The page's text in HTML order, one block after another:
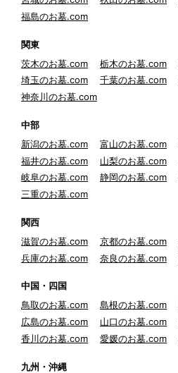
福島のお墓.com
関東
茨木のお墓.com
栃木のお墓.com
埼玉のお墓.com
千葉のお墓.com
神奈川のお墓.com
中部
新潟のお墓.com
富山のお墓.com
福井のお墓.com
山梨のお墓.com
岐阜のお墓.com
静岡のお墓.com
三重のお墓.com
関西
滋賀のお墓.com
京都のお墓.com
兵庫のお墓.com
奈良のお墓.com
中国・四国
鳥取のお墓.com
島根のお墓.com
広島のお墓.com
山口のお墓.com
香川のお墓.com
愛媛のお墓.com
九州・沖縄